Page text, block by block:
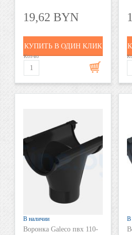
19,62 BYN
Кол-во
КУПИТЬ В ОДИН КЛИК
В наличии
Воронка Galeco пвх 110-
В